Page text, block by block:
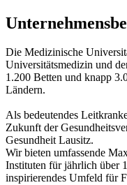
Die Medizinische
Universitätsmedizin und
1.200 Betten und knapp
Ländern.
Als bedeutendes
Zukunft der
Gesundheit Lausitz.
Wir bieten umfassende
Instituten für jährlich über
inspirierendes Umfeld für